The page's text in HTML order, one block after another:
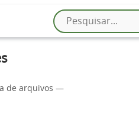
de arquivos —